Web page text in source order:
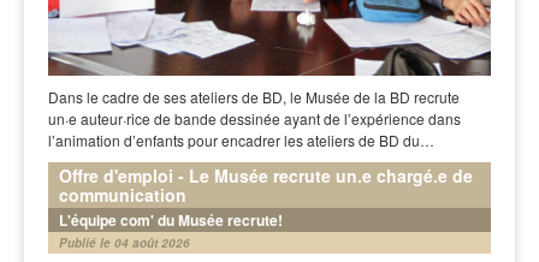
Dans le cadre de ses ateliers de BD, le Musée de la BD recrute
un·e auteur·rice de bande dessinée ayant de l’expérience dans
l’animation d’enfants pour encadrer les ateliers de BD du…
Offre d'emploi - Le Musée recrute un.e chargé.e de
communication
L'équipe com' du Musée recrute!
Publié le 04 août 2026